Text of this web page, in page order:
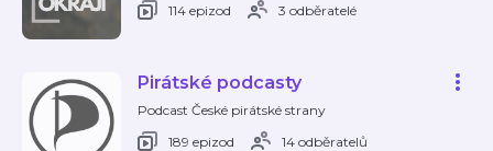
114 epizod
3 odběratelé
Pirátské podcasty
Podcast České pirátské strany
189 epizod
14 odběratelů